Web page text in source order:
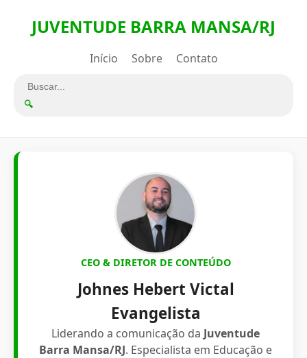
JUVENTUDE BARRA MANSA/RJ
Início Sobre Contato
🔍
CEO & DIRETOR DE CONTEÚDO
Johnes Hebert Victal
Evangelista
Liderando a comunicação da Juventude
Barra Mansa/RJ. Especialista em Educação e